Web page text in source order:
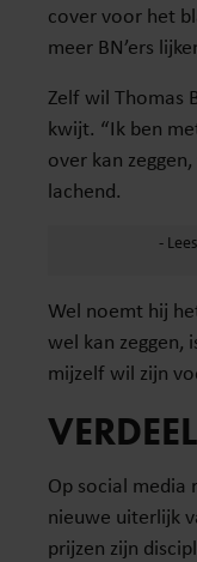
cover voor het
meer BN’ers
Zelf wil Thomas
kwijt. “Ik ben
over kan
lachend.
Wel noemt hij
wel kan zeggen,
mijzelf wil zijn
Op social media
nieuwe uiterlijk
prijzen zijn